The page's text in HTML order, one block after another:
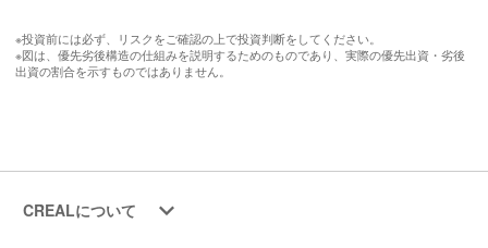
※投資前には必ず、リスクをご確認の上で投資判断をしてください。
※図は、優先劣後構造の仕組みを説明するためのものであり、実際の優先出資・劣後
出資の割合を示すものではありません。
CREALについて